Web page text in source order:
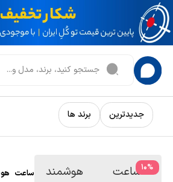
جدیدترین برند ها
%
10